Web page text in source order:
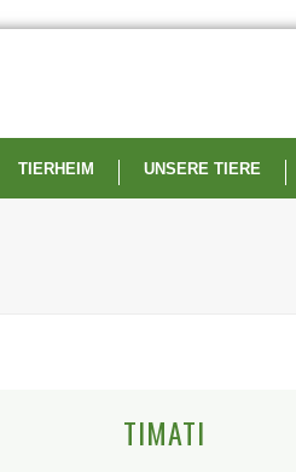
TIERHEIM UNSERE TIERE
TIMATI